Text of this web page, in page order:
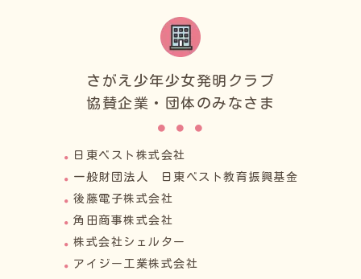
さがえ少年少女発明クラブ
協賛企業・団体のみなさま
日東ベスト株式会社
一般財団法人 日東ベスト教育振興基金
後藤電子株式会社
角田商事株式会社
株式会社シェルター
アイジー工業株式会社